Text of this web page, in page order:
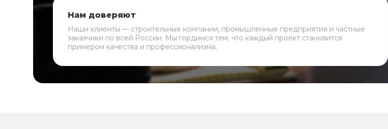
Нам доверяют
Наши клиенты — строительные компании, промышленные предприятия и частные
заказчики по всей России. Мы гордимся тем, что каждый проект становится
примером качества и профессионализма.